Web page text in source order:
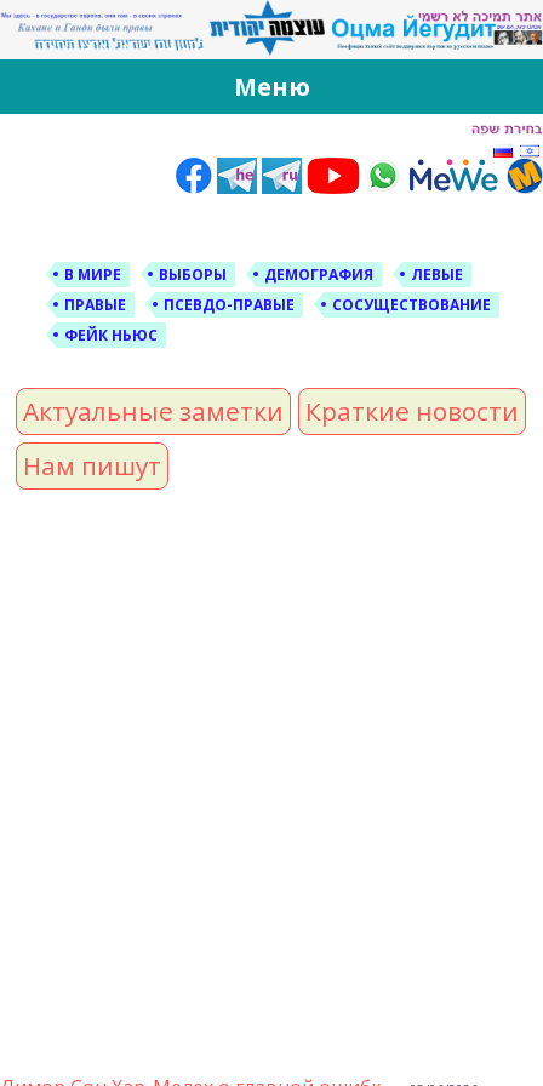
За Оцма Йегудит
עוצמה יהודית ברוסית ובעברית
Меню
В МИРЕ ВЫБОРЫ ДЕМОГРАФИЯ
ЛЕВЫЕ
ПРАВЫЕ
ПСЕВДО-ПРАВЫЕ
СОСУЩЕСТВОВАНИЕ
ФЕЙК НЬЮС
Актуальные заметки
Краткие новости
Нам пишут